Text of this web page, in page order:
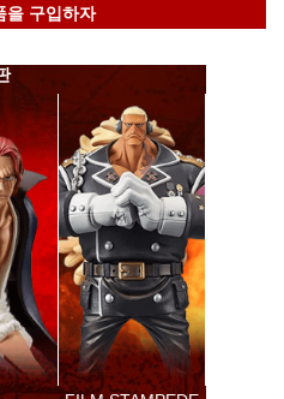
을 구입하자